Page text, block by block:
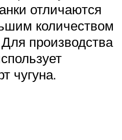
отличаются
количеством
производства
чугуна.